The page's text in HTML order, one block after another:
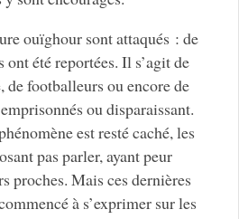
ouïghour sont attaqués : de
été reportées. Il s’agit de
de footballeurs ou encore de
ou disparaissant.
est resté caché, les
pas parler, ayant peur
proches. Mais ces dernières
à s’exprimer sur les